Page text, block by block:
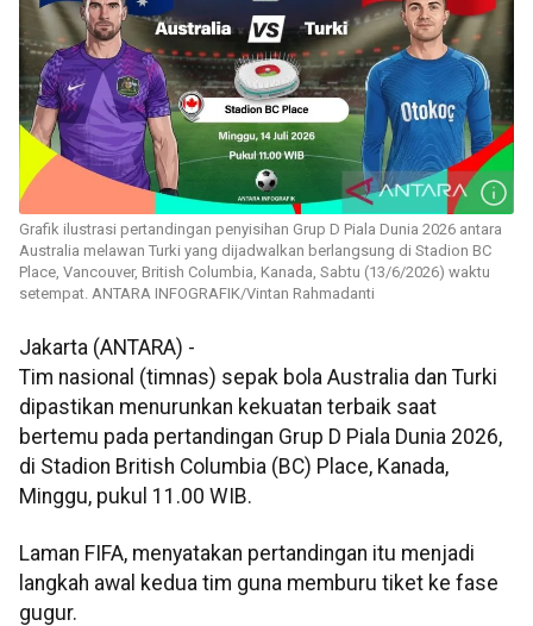
Grafik ilustrasi pertandingan penyisihan Grup D Piala Dunia 2026 antara
Australia melawan Turki yang dijadwalkan berlangsung di Stadion BC
Place, Vancouver, British Columbia, Kanada, Sabtu (13/6/2026) waktu
setempat. ANTARA INFOGRAFIK/Vintan Rahmadanti
Jakarta (ANTARA) -
Tim nasional (timnas) sepak bola Australia dan Turki
dipastikan menurunkan kekuatan terbaik saat
bertemu pada pertandingan Grup D Piala Dunia 2026,
di Stadion British Columbia (BC) Place, Kanada,
Minggu, pukul 11.00 WIB.
Laman FIFA, menyatakan pertandingan itu menjadi
langkah awal kedua tim guna memburu tiket ke fase
gugur.